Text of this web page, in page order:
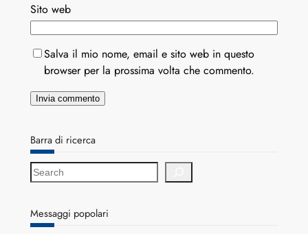
Sito web
Salva il mio nome, email e sito web in questo
browser per la prossima volta che commento.
Barra di ricerca
S
e
r
c
Messaggi popolari